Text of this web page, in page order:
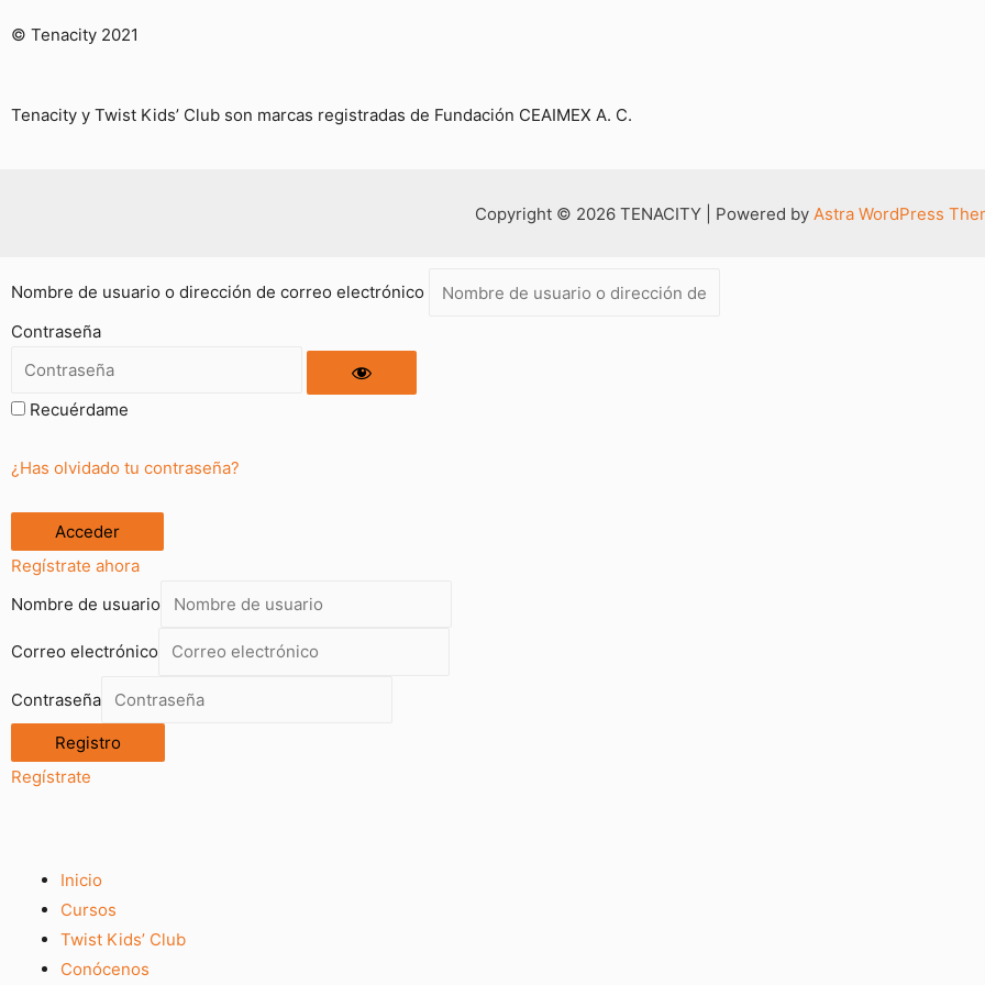
© Tenacity 2021
Tenacity y Twist Kids’ Club son marcas registradas de Fundación CEAIMEX A. C.
Copyright © 2026 TENACITY | Powered by Astra WordPress
Nombre de usuario o dirección de correo electrónico
Contraseña
Recuérdame
¿Has olvidado tu contraseña?
Regístrate ahora
Nombre de usuario
Correo electrónico
Contraseña
Regístrate
Inicio
Cursos
Twist Kids’ Club
Conócenos